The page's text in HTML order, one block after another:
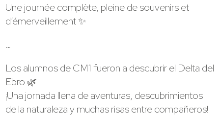
Une journée complète, pleine de souvenirs et
d’émerveillement ✨
…
Los alumnos de CM1 fueron a descubrir el Delta del
Ebro 🌿
¡Una jornada llena de aventuras, descubrimientos
de la naturaleza y muchas risas entre compañeros!